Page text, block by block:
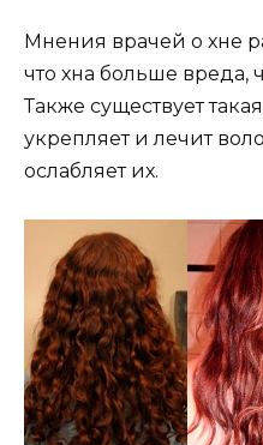
Мнения врачей о хне
что хна больше вреда,
Также существует
укрепляет и лечит
ослабляет их.